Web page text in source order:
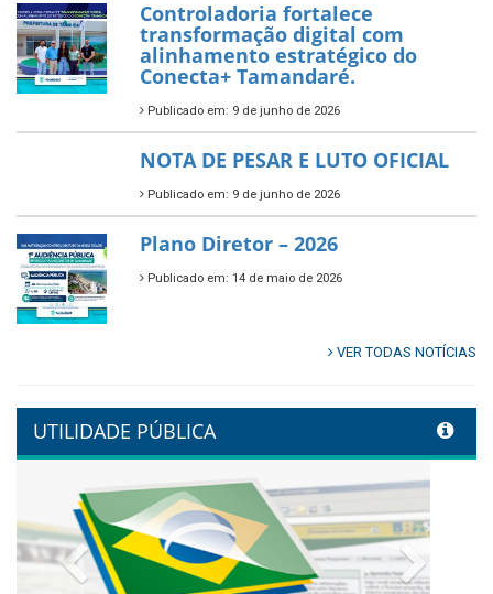
Prefeitura de Tamandaré abre
inscrições para o Festival
Multicultural PNAB 2026
Publicado em: 9 de junho de 2026
🌳🌱 Projeto Arborização Urbana!
Publicado em: 9 de junho de 2026
🌿🚤 Semana Mundial do Meio
Ambiente em Tamandaré
alinhamento estratégico do
Conecta+ Tamandaré.
NOTA DE PESAR E LUTO OFICIAL
Publicado em: 9 de junho de 2026